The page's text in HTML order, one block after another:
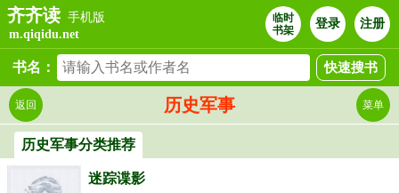
齐齐读 手机版
m.qiqidu.net
临时
书架
登录 注册
书名：
历史军事
返回 菜单
历史军事分类推荐
迷踪谍影